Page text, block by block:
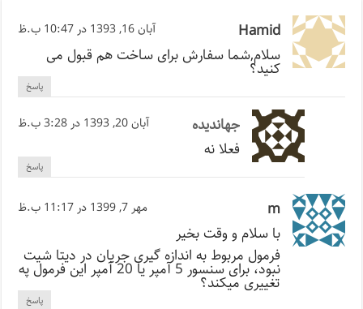
Hamid آبان 16, 1393 در 10:47 ب.ظ
سلام,شما سفارش برای ساخت هم قبول می
کنید؟
پاسخ
جهاندیده آبان 20, 1393 در 3:28 ب.ظ
فعلا نه
پاسخ
m مهر 7, 1399 در 11:17 ب.ظ
با سلام و وقت بخیر
فرمول مربوط به اندازه گیری جریان در دیتا شیت
نبود، برای سنسور 5 آمپر یا 20 آمپر این فرمول په
تغییری میکند؟
پاسخ